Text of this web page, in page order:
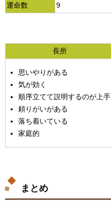
運命数
9
長所
思いやりがある
気が効く
順序立てて説明するのが上手
頼りがいがある
落ち着いている
家庭的
まとめ